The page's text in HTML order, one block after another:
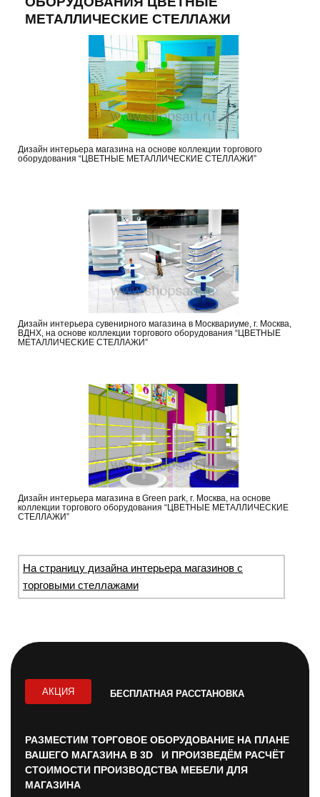
МЕТАЛЛИЧЕСКИЕ СТЕЛЛАЖИ
Дизайн интерьера магазина на основе коллекции торгового
оборудования “ЦВЕТНЫЕ МЕТАЛЛИЧЕСКИЕ СТЕЛЛАЖИ”
Дизайн интерьера сувенирного магазина в Москвариуме, г. Москва,
ВДНХ, на основе коллекции торгового оборудования “ЦВЕТНЫЕ
МЕТАЛЛИЧЕСКИЕ СТЕЛЛАЖИ”
Дизайн интерьера магазина в Green park, г. Москва, на основе
коллекции торгового оборудования “ЦВЕТНЫЕ МЕТАЛЛИЧЕСКИЕ
СТЕЛЛАЖИ”
На страницу дизайна интерьера магазинов с
торговыми стеллажами
АКЦИЯ БЕСПЛАТНАЯ РАССТАНОВКА
РАЗМЕСТИМ ТОРГОВОЕ ОБОРУДОВАНИЕ НА ПЛАНЕ
ВАШЕГО МАГАЗИНА В 3D И ПРОИЗВЕДЁМ РАСЧЁТ
СТОИМОСТИ ПРОИЗВОДСТВА МЕБЕЛИ ДЛЯ
МАГАЗИНА